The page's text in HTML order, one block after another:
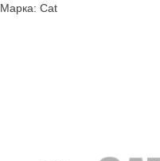
Марка: Cat